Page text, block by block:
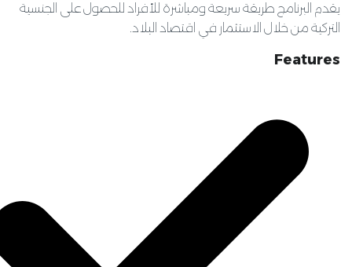
يقدم البرنامج طريقة سريعة ومباشرة للأفراد للحصول على الجنسية
التركية من خلال الاستثمار في اقتصاد البلاد.
Features